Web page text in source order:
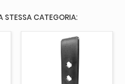
STESSA CATEGORIA: